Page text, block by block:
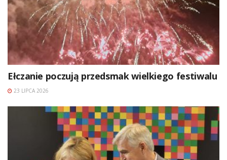
Ełczanie poczują przedsmak wielkiego festiwalu
23 LIPCA 2026